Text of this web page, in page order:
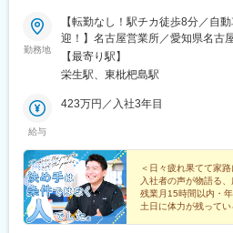
勤務地
【転勤なし！駅チカ徒歩8分／自
迎！】名古屋営業所／愛知県名古
ルドゥ1F勤務地最寄駅：名鉄名古
喫煙対策：あり（屋内全面禁煙）
【最寄り駅】
栄生駅、東枇杷島駅
給与
423万円／入社3年目
＜日々疲れ果てて家
入社者の声が物語る
残業月15時間以内・
土日に体力が残ってい